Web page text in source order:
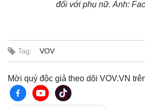
đối với phụ nữ. Ảnh:
Tag: VOV
Mời quý độc giả theo dõi VOV.VN